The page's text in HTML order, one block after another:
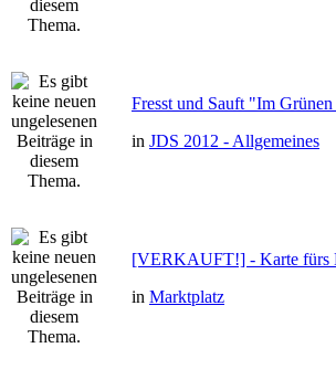
Fresst und Sauft "Im
in JDS 2012 - Allgemeines
[VERKAUFT!] - Karte fürs
in Marktplatz